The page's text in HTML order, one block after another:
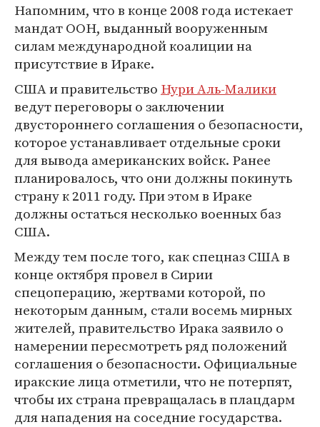
Напомним, что в конце 2008 года истекает
мандат ООН, выданный вооруженным
силам международной коалиции на
присутствие в Ираке.
США и правительство Нури Аль-Малики
ведут переговоры о заключении
двустороннего соглашения о безопасности,
которое устанавливает отдельные сроки
для вывода американских войск. Ранее
планировалось, что они должны покинуть
страну к 2011 году. При этом в Ираке
должны остаться несколько военных баз
США.
Между тем после того, как спецназ США в
конце октября провел в Сирии
спецоперацию, жертвами которой, по
некоторым данным, стали восемь мирных
жителей, правительство Ирака заявило о
намерении пересмотреть ряд положений
соглашения о безопасности. Официальные
иракские лица отметили, что не потерпят,
чтобы их страна превращалась в плацдарм
для нападения на соседние государства.